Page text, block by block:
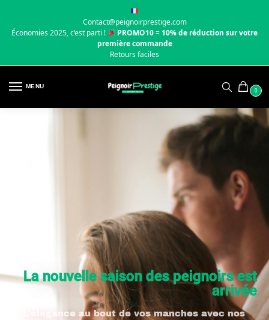
Contact@peignoirprestige.com
Économies 2025, c’est parti !
PROMO10=10% de réduction sur votre
première commande
Retours faciles
MENU
0
La nouvelle saison des peignoirs est
arrivée
L’élégance au bout de vos manches avec nos